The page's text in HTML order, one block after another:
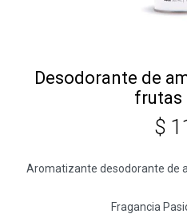
Desodorante de
frutas
$
Aromatizante desodorante de
Fragancia